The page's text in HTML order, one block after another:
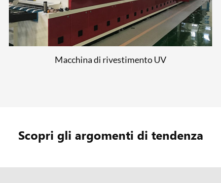
Macchina di rivestimento UV
Scopri gli argomenti di tendenza